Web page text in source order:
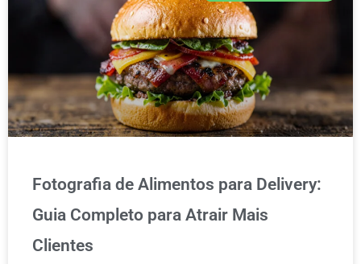
Fotografia de Alimentos para Delivery:
Guia Completo para Atrair Mais
Clientes